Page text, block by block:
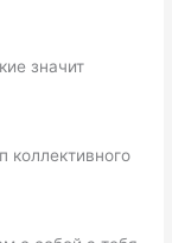
значит
коллективного